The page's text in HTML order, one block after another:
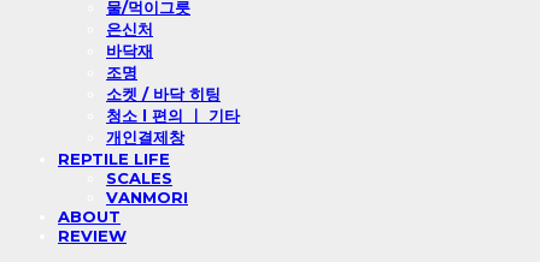
물/먹이그릇
은신처
바닥재
조명
소켓 / 바닥 히팅
청소 l 편의 ㅣ 기타
개인결제창
REPTILE LIFE
SCALES
VANMORI
ABOUT
REVIEW